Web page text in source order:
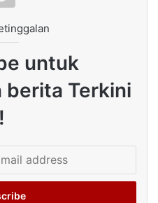
untuk
berita Terkini
!